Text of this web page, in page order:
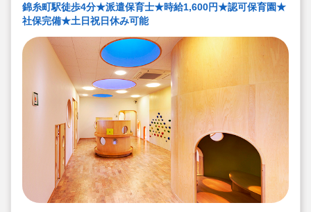
錦糸町駅徒歩4分★派遣保育士★時給1,600円★認可保育園★
社保完備★土日祝日休み可能